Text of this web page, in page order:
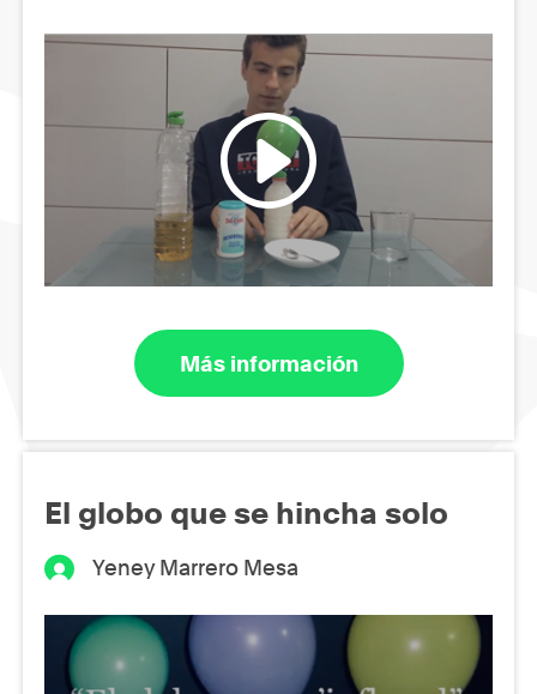
Más información
El globo que se hincha solo
Yeney Marrero Mesa